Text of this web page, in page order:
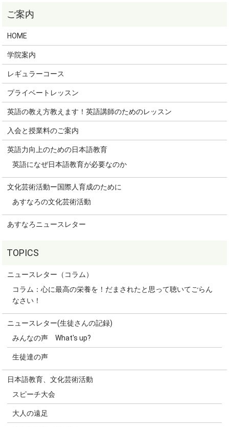
HOME
学院案内
レギュラーコース
プライベートレッスン
英語の教え方教えます！英語講師のためのレッスン
入会と授業料のご案内
英語力向上のための日本語教育
英語になぜ日本語教育が必要なのか
文化芸術活動ー国際人育成のために
あすなろの文化芸術活動
あすなろニュースレター
ニュースレター（コラム）
コラム：心に最高の栄養を！だまされたと思って聴いてごらん
なさい！
ニュースレター(生徒さんの記録)
みんなの声 What's up?
生徒達の声
日本語教育、文化芸術活動
スピーチ大会
大人の遠足